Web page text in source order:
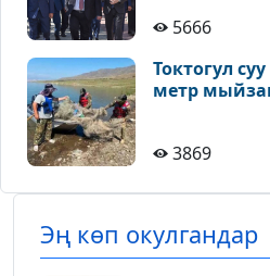
5666
Токтогул
метр
3869
Эң көп окулгандар